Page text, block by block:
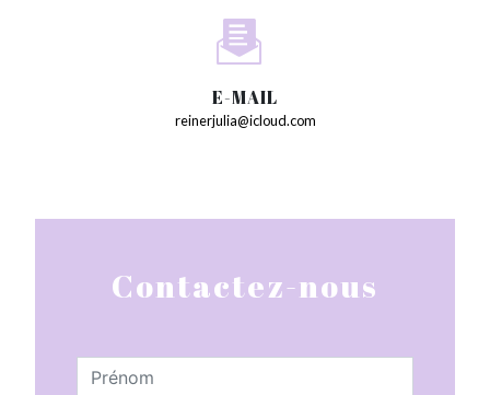
E-MAIL
reinerjulia@icloud.com
Contactez-nous